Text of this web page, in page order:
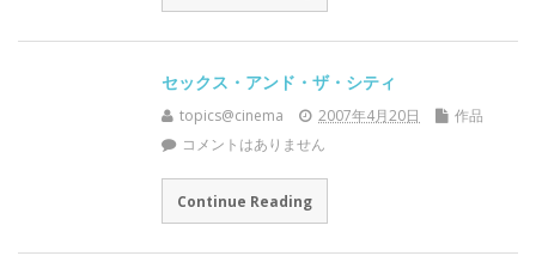
セックス・アンド・ザ・シティ
topics@cinema 2007年4月20日
作品
コメントはありません
Continue Reading